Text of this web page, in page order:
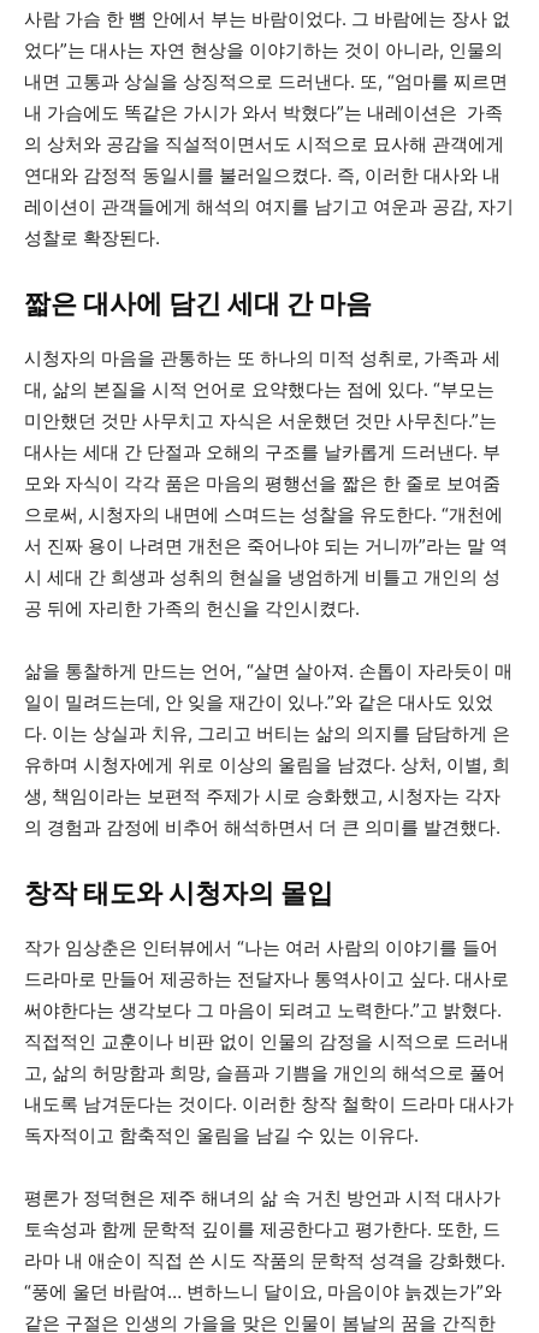
사람 가슴 한 뼘 안에서 부는 바람이었다. 그 바람에는 장사 없
었다”는 대사는 자연 현상을 이야기하는 것이 아니라, 인물의
내면 고통과 상실을 상징적으로 드러낸다. 또, “엄마를 찌르면
내 가슴에도 똑같은 가시가 와서 박혔다”는 내레이션은 가족
의 상처와 공감을 직설적이면서도 시적으로 묘사해 관객에게
연대와 감정적 동일시를 불러일으켰다. 즉, 이러한 대사와 내
레이션이 관객들에게 해석의 여지를 남기고 여운과 공감, 자기
성찰로 확장된다.
짧은 대사에 담긴 세대 간 마음
시청자의 마음을 관통하는 또 하나의 미적 성취로, 가족과 세
대, 삶의 본질을 시적 언어로 요약했다는 점에 있다. “부모는
미안했던 것만 사무치고 자식은 서운했던 것만 사무친다.”는
대사는 세대 간 단절과 오해의 구조를 날카롭게 드러낸다. 부
모와 자식이 각각 품은 마음의 평행선을 짧은 한 줄로 보여줌
으로써, 시청자의 내면에 스며드는 성찰을 유도한다. “개천에
서 진짜 용이 나려면 개천은 죽어나야 되는 거니까”라는 말 역
시 세대 간 희생과 성취의 현실을 냉엄하게 비틀고 개인의 성
공 뒤에 자리한 가족의 헌신을 각인시켰다.
삶을 통찰하게 만드는 언어, “살면 살아져. 손톱이 자라듯이 매
일이 밀려드는데, 안 잊을 재간이 있나.”와 같은 대사도 있었
다. 이는 상실과 치유, 그리고 버티는 삶의 의지를 담담하게 은
유하며 시청자에게 위로 이상의 울림을 남겼다. 상처, 이별, 희
생, 책임이라는 보편적 주제가 시로 승화했고, 시청자는 각자
의 경험과 감정에 비추어 해석하면서 더 큰 의미를 발견했다.
창작 태도와 시청자의 몰입
작가 임상춘은 인터뷰에서 “나는 여러 사람의 이야기를 들어
드라마로 만들어 제공하는 전달자나 통역사이고 싶다. 대사로
써야한다는 생각보다 그 마음이 되려고 노력한다.”고 밝혔다.
직접적인 교훈이나 비판 없이 인물의 감정을 시적으로 드러내
고, 삶의 허망함과 희망, 슬픔과 기쁨을 개인의 해석으로 풀어
내도록 남겨둔다는 것이다. 이러한 창작 철학이 드라마 대사가
독자적이고 함축적인 울림을 남길 수 있는 이유다.
평론가 정덕현은 제주 해녀의 삶 속 거친 방언과 시적 대사가
토속성과 함께 문학적 깊이를 제공한다고 평가한다. 또한, 드
라마 내 애순이 직접 쓴 시도 작품의 문학적 성격을 강화했다.
“풍에 울던 바람여… 변하느니 달이요, 마음이야 늙겠는가”와
같은 구절은 인생의 가을을 맞은 인물이 봄날의 꿈을 간직한